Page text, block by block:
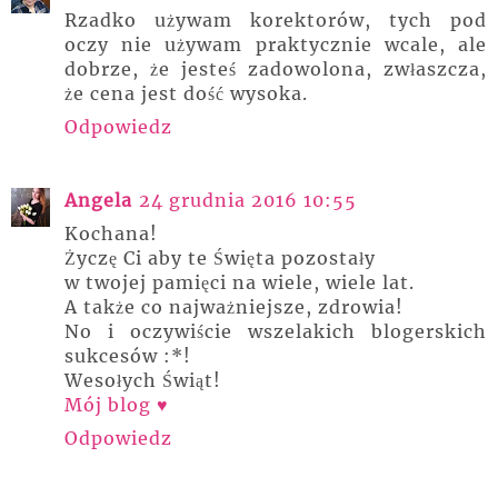
Rzadko używam korektorów, tych pod
oczy nie używam praktycznie wcale, ale
dobrze, że jesteś zadowolona, zwłaszcza,
że cena jest dość wysoka.
Odpowiedz
Angela 24 grudnia 2016 10:55
Kochana!
Życzę Ci aby te Święta pozostały
w twojej pamięci na wiele, wiele lat.
A także co najważniejsze, zdrowia!
No i oczywiście wszelakich blogerskich
sukcesów :*!
Wesołych Świąt!
Mój blog ♥
Odpowiedz